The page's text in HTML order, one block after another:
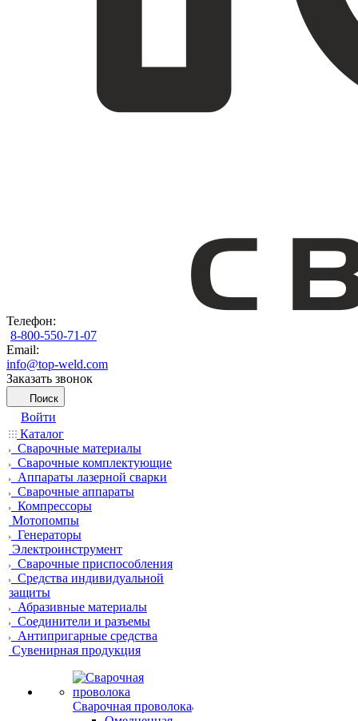
Телефон:
8-800-550-71-07
Email:
info@top-weld.com
Заказать звонок
Поиск
Войти
Каталог
Сварочные материалы
Сварочные комплектующие
Аппараты лазерной сварки
Сварочные аппараты
Компрессоры
Мотопомпы
Генераторы
Электроинструмент
Сварочные приспособления
Средства индивидуальной
защиты
Абразивные материалы
Соединители и разъемы
Антипригарные средства
Сувенирная продукция
Сварочная проволока